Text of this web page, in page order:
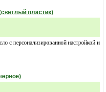
пластик)
с персонализированной настройкой и